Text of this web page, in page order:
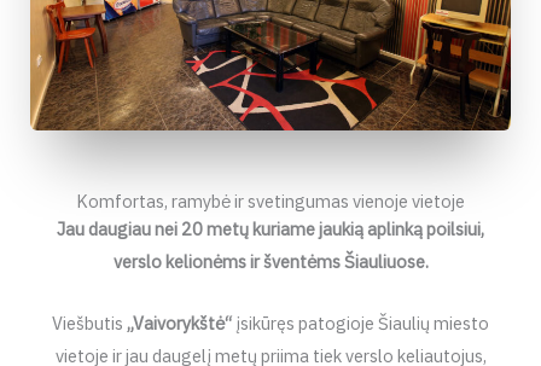
Komfortas, ramybė ir svetingumas vienoje vietoje
Jau daugiau nei 20 metų kuriame jaukią aplinką poilsiui,
verslo kelionėms ir šventėms Šiauliuose.
Viešbutis „Vaivorykštė“ įsikūręs patogioje Šiaulių miesto
vietoje ir jau daugelį metų priima tiek verslo keliautojus,